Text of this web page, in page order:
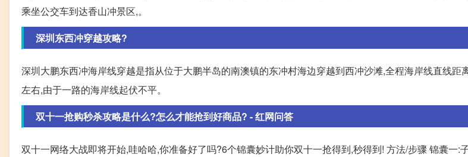
乘坐公交车到达香山冲景区,。
深圳东西冲穿越攻略?
深圳大鹏东西冲海岸线穿越是指从位于大鹏半岛的南澳镇的东冲村海边穿越到西冲沙滩,全程海岸线直线距
左右,由于一路的海岸线起伏不平。
双十一抢购秒杀攻略是什么?怎么才能抢到好商品? - 红网问答
双十一网络大战即将开始,哇哈哈,你准备好了吗?6个锦囊妙计助你双十一抢得到,秒得到! 方法/步骤 锦囊一: